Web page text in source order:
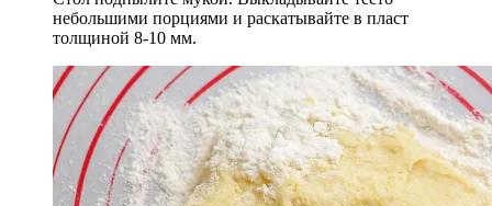
небольшими порциями и раскатывайте в пласт
толщиной 8-10 мм.